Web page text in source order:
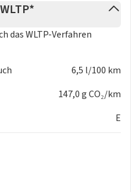
dasWLTP-Verfahren
6,5 l/100 km
147,0 g CO₂/km
E